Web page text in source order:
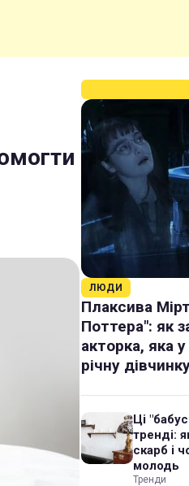
ЛЮДИ
Плаксива
Поттера": як
акторка, яка
річну
Ці
тренді:
скарб і
молодь
Тренди